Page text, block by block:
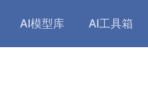
AI模型库 AI工具箱